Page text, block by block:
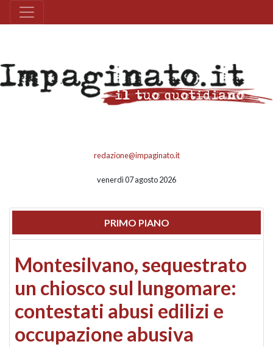
redazione@impaginato.it
venerdì 07 agosto 2026
PRIMO PIANO
Montesilvano, sequestrato
un chiosco sul lungomare:
contestati abusi edilizi e
occupazione abusiva